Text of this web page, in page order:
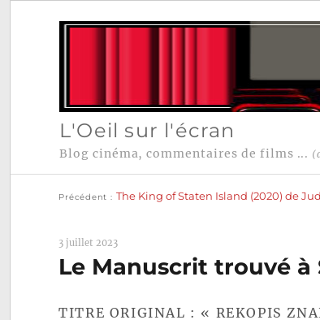
L'Oeil sur l'écran
Blog cinéma, commentaires de films ...
Navigation
l’article
Précédent The King of Staten Island (2020) de
3 juillet 2023
Le Manuscrit trouvé à
TITRE ORIGINAL : « REKOPIS